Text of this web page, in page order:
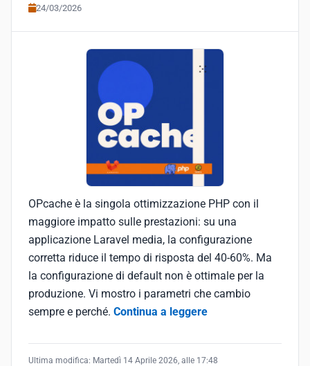
24/03/2026
OPcache è la singola ottimizzazione PHP con il
maggiore impatto sulle prestazioni: su una
applicazione Laravel media, la configurazione
corretta riduce il tempo di risposta del 40-60%. Ma
la configurazione di default non è ottimale per la
produzione. Vi mostro i parametri che cambio
sempre e perché. Continua a leggere
Ultima modifica: Martedì 14 Aprile 2026, alle 17:48